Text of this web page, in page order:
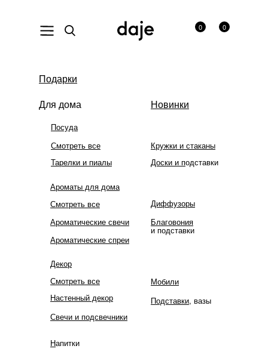
0
0
На сайте ведутся технические работы. В связи с этим
некоторых товаров временно нет в наличии. Приносим
Для дома
Посуда
Смотреть все
Тарелки и пиалы
Кружки и стаканы
Доски и подставки
Ароматы для дома
Смотреть все
Ароматические свечи
Ароматические спреи
Благовония
и подставки
Диффузоры
Декор
Смотреть все
Настенный декор
Свечи и подсвечники
Мобили
Подставки, вазы
Подарки
Напитки
Новинки